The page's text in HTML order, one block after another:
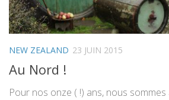
NEW ZEALAND 23 JUIN 2015
Au Nord !
Pour nos onze ( !) ans, nous